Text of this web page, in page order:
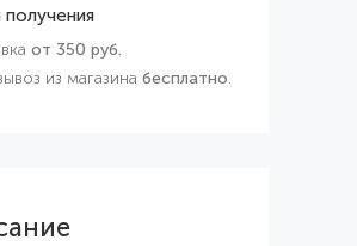
от 350 руб.
из магазина бесплатно.